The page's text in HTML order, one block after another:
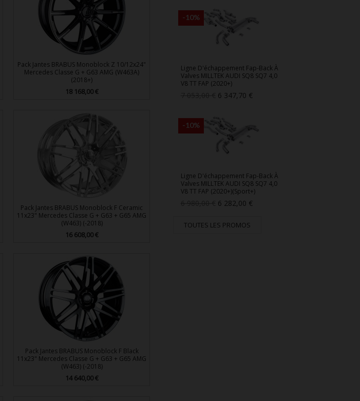
Pack Jantes BRABUS Monoblock Z 10/12x24"
Mercedes Classe G + G63 AMG (W463A)
(2018+)
Prix
18 168,00 €
Pack Jantes BRABUS Monoblock F Ceramic
11x23" Mercedes Classe G + G63 + G65 AMG
(W463) (-2018)
Prix
16 608,00 €
Pack Jantes BRABUS Monoblock F Black
11x23" Mercedes Classe G + G63 + G65 AMG
(W463) (-2018)
Prix
14 640,00 €
base
Ligne D'échappement Fap-Back À
Valves MILLTEK AUDI SQ8 SQ7 4,0
V8 TT FAP (2020+)
Prix
6 347,70 €
-10%
Ligne D'échappement Fap-Back À
Valves MILLTEK AUDI SQ8 SQ7 4,0
V8 TT FAP (2020+)(Sport+)
base
Prix
6 282,00 €
-10%
TOUTES LES PROMOS